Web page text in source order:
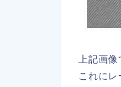
上記画
これに